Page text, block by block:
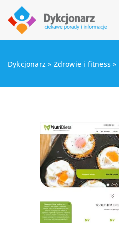
Dykcjonarz » Zdrowie i fitness »